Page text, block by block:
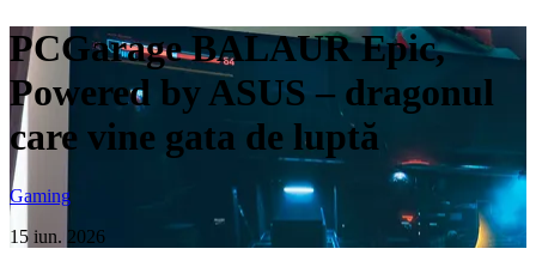
PCGarage BALAUR Epic,
Powered by ASUS – dragonul
care vine gata de luptă
Gaming
15 iun. 2026